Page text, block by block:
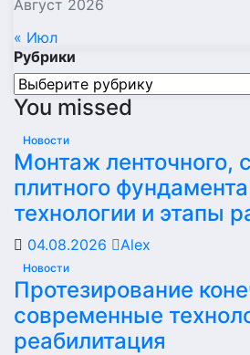
Август 2026
« Июл
Рубрики
Рубрики
You missed
Новости
Монтаж ленточного,
плитного
технологии и этапы
04.08.2026 Alex
Новости
Протезирование
современные
реабилитация